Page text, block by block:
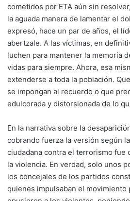
cometidos por ETA aún sin
la aguada manera de lamentar el
expresó, hace un par de años, el
abertzale. A las víctimas, en
luchen para mantener la memoria
vidas para siempre. Ahora, esa
extenderse a toda la población.
se impongan al recuerdo o que
edulcorada y distorsionada de lo
En la narrativa sobre la
cobrando fuerza la versión según
ciudadana contra el terrorismo fue
la violencia. En verdad, solo unos
los concejales de los partidos
quienes impulsaban el movimiento